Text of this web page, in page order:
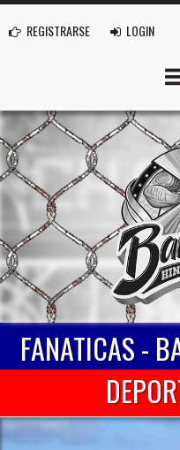
REGISTRARSE LOGIN
FANATICAS -